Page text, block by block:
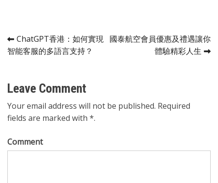
Post
navigation
ChatGPT香港：如何實現
智能客服的多語言支持？
國泰航空會員優惠及禮遇讓你
體驗精彩人生
Leave Comment
Your email address will not be published. Required
fields are marked with *.
Comment